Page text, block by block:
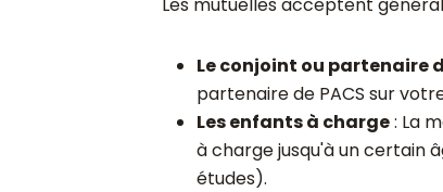
Le conjoint ou partenaire
partenaire de PACS sur
Les enfants à charge: La
à charge jusqu'à un certain
études).